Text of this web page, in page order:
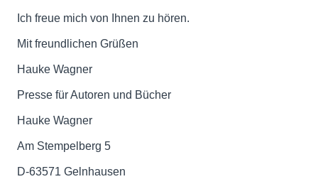
Ich freue mich von Ihnen zu hören.
Mit freundlichen Grüßen
Hauke Wagner
Presse für Autoren und Bücher
Hauke Wagner
Am Stempelberg 5
D-63571 Gelnhausen